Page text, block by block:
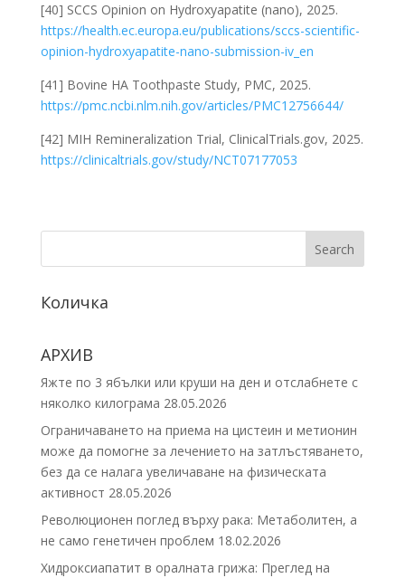
[40] SCCS Opinion on Hydroxyapatite (nano), 2025.
https://health.ec.europa.eu/publications/sccs-scientific-
opinion-hydroxyapatite-nano-submission-iv_en
[41] Bovine HA Toothpaste Study, PMC, 2025.
https://pmc.ncbi.nlm.nih.gov/articles/PMC12756644/
[42] MIH Remineralization Trial, ClinicalTrials.gov, 2025.
https://clinicaltrials.gov/study/NCT07177053
Search
Количка
АРХИВ
Яжте по 3 ябълки или круши на ден и отслабнете с
няколко килограма 28.05.2026
Ограничаването на приема на цистеин и метионин
може да помогне за лечението на затлъстяването,
без да се налага увеличаване на физическата
активност 28.05.2026
Революционен поглед върху рака: Метаболитен, а
не само генетичен проблем 18.02.2026
Хидроксиапатит в оралната грижа: Преглед на